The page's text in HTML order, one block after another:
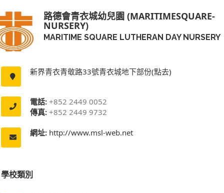
路德會青衣城幼兒園 (MARITIMESQUARE-
NURSERY)
MARITIME SQUARE LUTHERAN DAY NURSERY
新界青衣青敬路33號青衣城地下部份(點去)
電話: +852 2449 0052
傳真: +852 2449 9732
網址: http://www.msl-web.net
學校類別